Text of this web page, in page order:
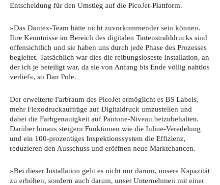
Entscheidung für den Umstieg auf die PicoJet-Plattform.
»Das Dantex-Team hätte nicht zuvorkommender sein können.
Ihre Kenntnisse im Bereich des digitalen Tintenstrahldrucks sind
offensichtlich und sie haben uns durch jede Phase des Prozesses
begleitet. Tatsächlich war dies die reibungsloseste Installation, an
der ich je beteiligt war, da sie von Anfang bis Ende völlig nahtlos
verlief«, so Dan Pole.
Der erweiterte Farbraum des PicoJet ermöglicht es BS Labels,
mehr Flexodruckaufträge auf Digitaldruck umzustellen und
dabei die Farbgenauigkeit auf Pantone-Niveau beizubehalten.
Darüber hinaus steigern Funktionen wie die Inline-Veredelung
und ein 100-prozentiges Inspektionssystem die Effizienz,
reduzieren den Ausschuss und eröffnen neue Marktchancen.
»Bei dieser Installation geht es nicht nur darum, unsere Kapazität
zu erhöhen, sondern auch darum, unser Unternehmen mit einer